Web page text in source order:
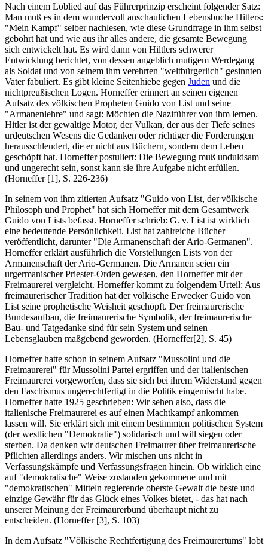
Nach einem Loblied auf das Führerprinzip erscheint folgender Satz:
Man muß es in dem wundervoll anschaulichen Lebensbuche Hitlers:
"Mein Kampf" selber nachlesen, wie diese Grundfrage in ihm selbst
gebohrt hat und wie aus ihr alles andere, die gesamte Bewegung
sich entwickelt hat. Es wird dann von Hiltlers schwerer
Entwicklung berichtet, von dessen angeblich mutigem Werdegang
als Soldat und von seinem ihm verehrten "weltbürgerlich" gesinnten
Vater fabuliert. Es gibt kleine Seitenhiebe gegen Juden und die
nichtpreußischen Logen. Horneffer erinnert an seinen eigenen
Aufsatz des völkischen Propheten Guido von List und seine
"Armanenlehre" und sagt: Möchten die Naziführer von ihm lernen.
Hitler ist der gewaltige Motor, der Vulkan, der aus der Tiefe seines
urdeutschen Wesens die Gedanken oder richtiger die Forderungen
herausschleudert, die er nicht aus Büchern, sondern dem Leben
geschöpft hat. Horneffer postuliert: Die Bewegung muß unduldsam
und ungerecht sein, sonst kann sie ihre Aufgabe nicht erfüllen.
(Horneffer [1], S. 226-236)
In seinem von ihm zitierten Aufsatz "Guido von List, der völkische
Philosoph und Prophet" hat sich Horneffer mit dem Gesamtwerk
Guido von Lists befasst. Horneffer schrieb: G. v. List ist wirklich
eine bedeutende Persönlichkeit. List hat zahlreiche Bücher
veröffentlicht, darunter "Die Armanenschaft der Ario-Germanen".
Horneffer erklärt ausführlich die Vorstellungen Lists von der
Armanenschaft der Ario-Germanen. Die Armanen seien ein
urgermanischer Priester-Orden gewesen, den Horneffer mit der
Freimaurerei vergleicht. Horneffer kommt zu folgendem Urteil: Aus
freimaurerischer Tradition hat der völkische Erwecker Guido von
List seine prophetische Weisheit geschöpft. Der freimaurerische
Bundesaufbau, die freimaurerische Symbolik, der freimaurerische
Bau- und Tatgedanke sind für sein System und seinen
Lebensglauben maßgebend geworden. (Horneffer[2], S. 45)
Horneffer hatte schon in seinem Aufsatz "Mussolini und die
Freimaurerei" für Mussolini Partei ergriffen und der italienischen
Freimaurerei vorgeworfen, dass sie sich bei ihrem Widerstand gegen
den Faschismus ungerechtfertigt in die Politik eingemischt habe.
Horneffer hatte 1925 geschrieben: Wir sehen also, dass die
italienische Freimaurerei es auf einen Machtkampf ankommen
lassen will. Sie erklärt sich mit einem bestimmten politischen System
(der westlichen "Demokratie") solidarisch und will siegen oder
sterben. Da denken wir deutschen Freimaurer über freimaurerische
Pflichten allerdings anders. Wir mischen uns nicht in
Verfassungskämpfe und Verfassungsfragen hinein. Ob wirklich eine
auf "demokratische" Weise zustanden gekommene und mit
"demokratischen" Mitteln regierende oberste Gewalt die beste und
einzige Gewähr für das Glück eines Volkes bietet, - das hat nach
unserer Meinung der Freimaurerbund überhaupt nicht zu
entscheiden. (Horneffer [3], S. 103)
In dem Aufsatz "Völkische Rechtfertigung des Freimaurertums" lobt